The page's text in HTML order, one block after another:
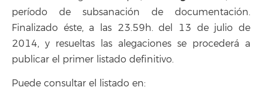
período de subsanación de documentación.
Finalizado éste, a las 23.59h. del 13 de julio de
2014, y resueltas las alegaciones se procederá a
publicar el primer listado definitivo.
Puede consultar el listado en: